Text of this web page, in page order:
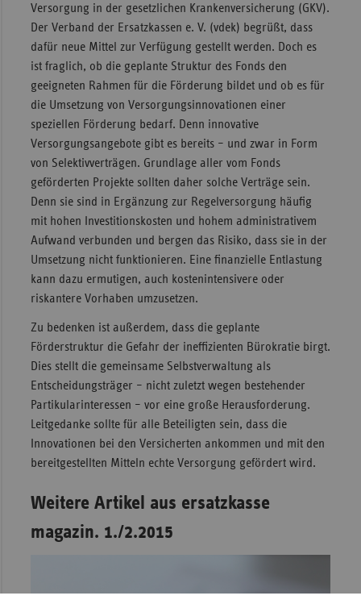
Versorgung in der gesetzlichen Krankenversicherung (GKV).
Der Verband der Ersatzkassen e. V. (vdek) begrüßt, dass
dafür neue Mittel zur Verfügung gestellt werden. Doch es
ist fraglich, ob die geplante Struktur des Fonds den
geeigneten Rahmen für die Förderung bildet und ob es für
die Umsetzung von Versorgungsinnovationen einer
speziellen Förderung bedarf. Denn innovative
Versorgungsangebote gibt es bereits – und zwar in Form
von Selektivverträgen. Grundlage aller vom Fonds
geförderten Projekte sollten daher solche Verträge sein.
Denn sie sind in Ergänzung zur Regelversorgung häufig
mit hohen Investitionskosten und hohem administrativem
Aufwand verbunden und bergen das Risiko, dass sie in der
Umsetzung nicht funktionieren. Eine finanzielle Entlastung
kann dazu ermutigen, auch kostenintensivere oder
riskantere Vorhaben umzusetzen.
Zu bedenken ist außerdem, dass die geplante
Förderstruktur die Gefahr der ineffizienten Bürokratie birgt.
Dies stellt die gemeinsame Selbstverwaltung als
Entscheidungsträger – nicht zuletzt wegen bestehender
Partikularinteressen – vor eine große Herausforderung.
Leitgedanke sollte für alle Beteiligten sein, dass die
Innovationen bei den Versicherten ankommen und mit den
bereitgestellten Mitteln echte Versorgung gefördert wird.
Weitere Artikel aus ersatzkasse
magazin. 1./2.2015